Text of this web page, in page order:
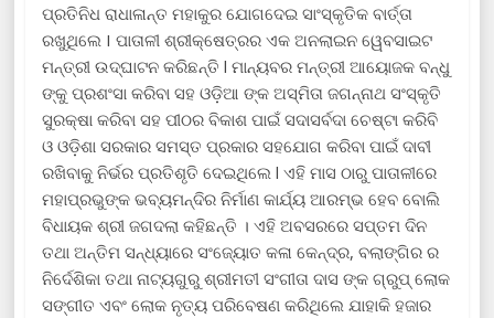
ପ୍ରତିନିଧ ରାଧାଳାନ୍ତ ମହାକୁର ଯୋଗଦେଇ ସାଂସ୍କୃତିକ ବାର୍ତ୍ତା
ରଖୁଥିଲେ I ପାତାଳୀ ଶ୍ରୀକ୍ଷେତ୍ରର ଏକ ଅନଲାଇନ ୱେବସାଇଟ
ମନ୍ତ୍ରୀ ଉଦ୍‌ଘାଟନ କରିଛନ୍ତି l ମାନ୍ୟବର ମନ୍ତ୍ରୀ ଆୟୋଜକ ବନ୍ଧୁ
ଙ୍କୁ ପ୍ରଶଂସା କରିବା ସହ ଓଡ଼ିଆ ଙ୍କ ଅସ୍ମିତା ଜଗନ୍ନାଥ ସଂସ୍କୃତି
ସୁରକ୍ଷା କରିବା ସହ ପୀଠର ବିକାଶ ପାଇଁ ସଦାସର୍ବଦା ଚେଷ୍ଟା କରିବି
ଓ ଓଡ଼ିଶା ସରକାର ସମସ୍ତ ପ୍ରକାର ସହଯୋଗ କରିବା ପାଇଁ ଦାବୀ
ରଖିବାକୁ ନିର୍ଭର ପ୍ରତିଶୃତି ଦେଇଥିଲେ l ଏହି ମାସ ଠାରୁ ପାତାଳୀରେ
ମହାପ୍ରଭୁଙ୍କ ଭବ୍ୟମନ୍ଦିର ନିର୍ମାଣ କାର୍ଯ୍ୟ ଆରମ୍ଭ ହେବ ବୋଲି
ବିଧାୟକ ଶ୍ରୀ ଜଗଦଲା କହିଛନ୍ତି । ଏହି ଅବସରରେ ସପ୍ତମ ଦିନ
ତଥା ଅନ୍ତିମ ସନ୍ଧ୍ୟାରେ ସଂଜ୍ୟୋତ କଳା କେନ୍ଦ୍ର, ବଲାଙ୍ଗିର ର
ନିର୍ଦେଶିକା ତଥା ନାଟ୍ୟଗୁରୁ ଶ୍ରୀମତୀ ସଂଗୀତା ଦାସ ଙ୍କ ଗ୍ରୁପ୍ ଲୋକ
ସଙ୍ଗୀତ ଏବଂ ଲୋକ ନୃତ୍ୟ ପରିବେଷଣ କରିଥିଲେ ଯାହାକି ହଜାର